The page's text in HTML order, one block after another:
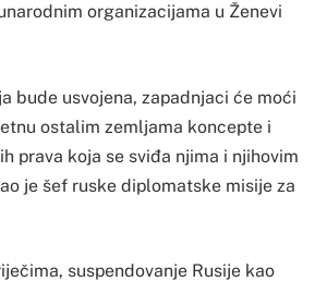
organizacijama u Ženevi
bude usvojena, zapadnjaci će moći
ostalim zemljama koncepte i
prava koja se sviđa njima i njihovim
je šef ruske diplomatske misije za
suspendovanje Rusije kao